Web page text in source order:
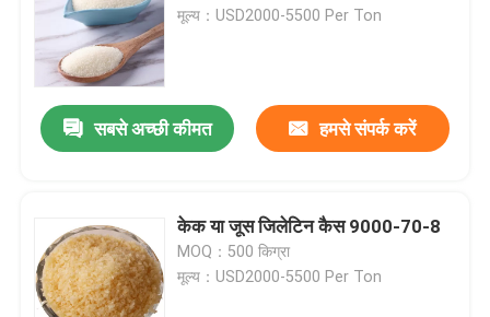
मूल्य：USD2000-5500 Per Ton
सबसे अच्छी कीमत हमसे संपर्क करें
केक या जूस जिलेटिन कैस 9000-70-8
MOQ：500 किग्रा
मूल्य：USD2000-5500 Per Ton